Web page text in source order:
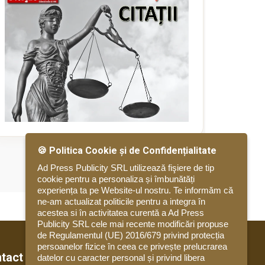
🍪 Politica Cookie și de Confidențialitate
Ad Press Publicity SRL utilizează fişiere de tip
cookie pentru a personaliza și îmbunătăți
experiența ta pe Website-ul nostru. Te informăm că
ne-am actualizat politicile pentru a integra în
acestea si în activitatea curentă a Ad Press
Publicity SRL cele mai recente modificări propuse
de Regulamentul (UE) 2016/679 privind protecția
persoanelor fizice în ceea ce privește prelucrarea
datelor cu caracter personal și privind libera